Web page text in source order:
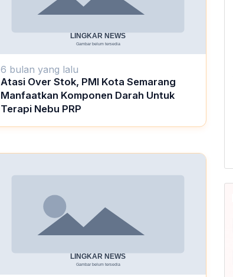
6 bulan yang lalu
Atasi Over Stok, PMI Kota Semarang
Manfaatkan Komponen Darah Untuk
Terapi Nebu PRP